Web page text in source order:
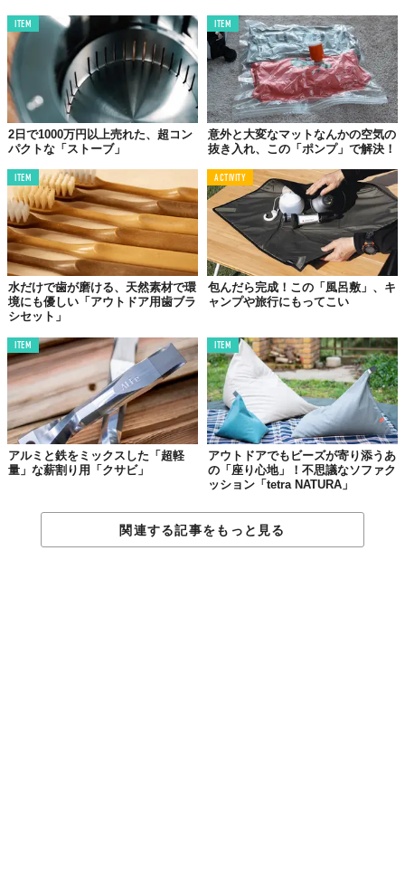
ITEM
2日で1000万円以上売れた、超コン
パクトな「ストーブ」
ITEM
意外と大変なマットなんかの空気の
抜き入れ、この「ポンプ」で解決！
ITEM
水だけで歯が磨ける、天然素材で環
境にも優しい「アウトドア用歯ブラ
シセット」
ACTIVITY
包んだら完成！この「風呂敷」、キ
ャンプや旅行にもってこい
ITEM
アルミと鉄をミックスした「超軽
量」な薪割り用「クサビ」
ITEM
アウトドアでもビーズが寄り添うあ
の「座り心地」！不思議なソファク
ッション「tetra NATURA」
関連する記事をもっと見る